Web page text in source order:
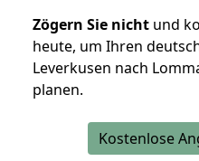
Zögern Sie nicht und
heute, um Ihren
Leverkusen nach
planen.
Kostenlose